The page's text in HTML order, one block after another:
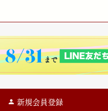
新規会員登録